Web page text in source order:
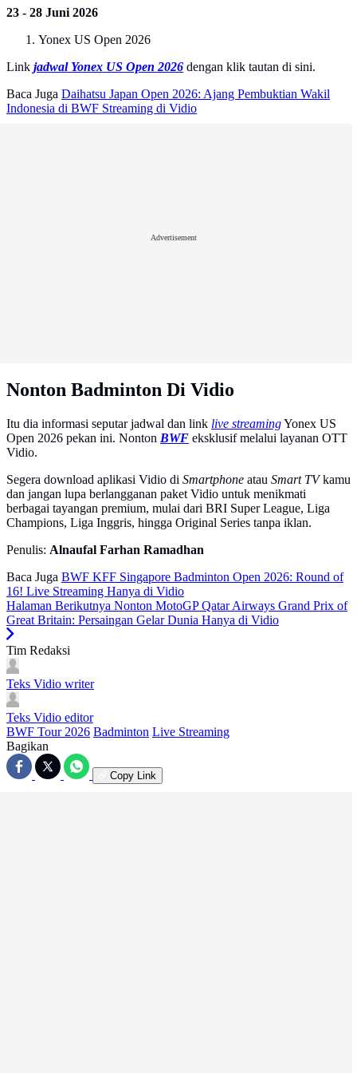
23 - 28 Juni 2026
Yonex US Open 2026
Link jadwal Yonex US Open 2026 dengan klik tautan di sini.
Baca Juga Daihatsu Japan Open 2026: Ajang Pembuktian Wakil
Indonesia di BWF Streaming di Vidio
Advertisement
Nonton Badminton Di Vidio
Itu dia informasi seputar jadwal dan link live streamingYonex US
Open 2026 pekan ini. Nonton BWF eksklusif melalui layanan OTT
Vidio.
Segera download aplikasi Vidio di Smartphone atau Smart TVkamu
dan jangan lupa berlangganan paket Vidio untuk menikmati
berbagai tayangan premium, mulai dari BRI Super League, Liga
Champions, Liga Inggris, hingga Original Series tanpa iklan.
Penulis: Alnaufal Farhan Ramadhan
Baca Juga BWF KFF Singapore Badminton Open 2026: Round of
16! Live Streaming Hanya di Vidio
Halaman Berikutnya Nonton MotoGP Qatar Airways Grand Prix of
Great Britain: Persaingan Gelar Dunia Hanya di Vidio
Tim Redaksi
Teks Vidio writer
Teks Vidio editor
BWF Tour 2026 Badminton Live Streaming
Bagikan
Copy Link